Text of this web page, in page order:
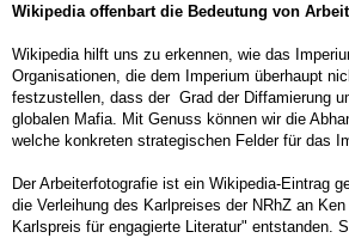
Wikipedia offenbart die Bedeutung von
Wikipedia hilft uns zu erkennen, wie das
Organisationen, die dem Imperium überhaupt
festzustellen, dass der Grad der Diffamierung
globalen Mafia. Mit Genuss können wir die
welche konkreten strategischen Felder für das
Der Arbeiterfotografie ist ein Wikipedia-Eintrag
die Verleihung des Karlpreises der NRhZ an
Karlspreis für engagierte Literatur" entstanden.